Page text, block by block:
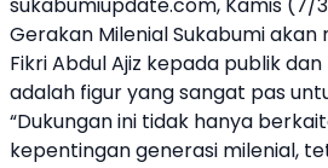
Gerakan Milenial Sukabumi
Fikri Abdul Ajiz kepada publik
adalah figur yang sangat pas
“Dukungan ini tidak hanya
kepentingan generasi milenial,